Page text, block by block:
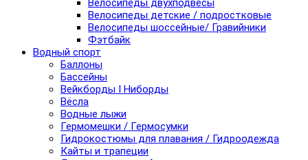
Велосипеды двухподвесы
Велосипеды детские / подростковые
Велосипеды шоссейные/ Гравийники
Фэтбайк
Водный спорт
Баллоны
Бассейны
Вейкборды I Ниборды
Вёсла
Водные лыжи
Гермомешки / Гермосумки
Гидрокостюмы для плавания / Гидроодежда
Кайты и трапеции